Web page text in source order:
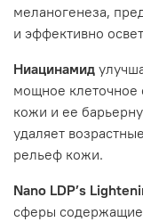
меланогенеза,
и эффективно
Ниацинамид
мощное клеточное
кожи и ее
удаляет
рельеф кожи.
Nano LDP’s
сферы содержащие